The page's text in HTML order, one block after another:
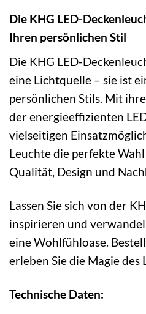
Die KHG LED-
Ihren persönlichen Stil
Die KHG LED-
eine Lichtquelle – sie ist
persönlichen Stils. Mit
der energieeffizienten
vielseitigen
Leuchte die perfekte
Qualität, Design und
Lassen Sie sich von der
inspirieren und
eine Wohlfühloase.
erleben Sie die Magie des
Technische Daten: